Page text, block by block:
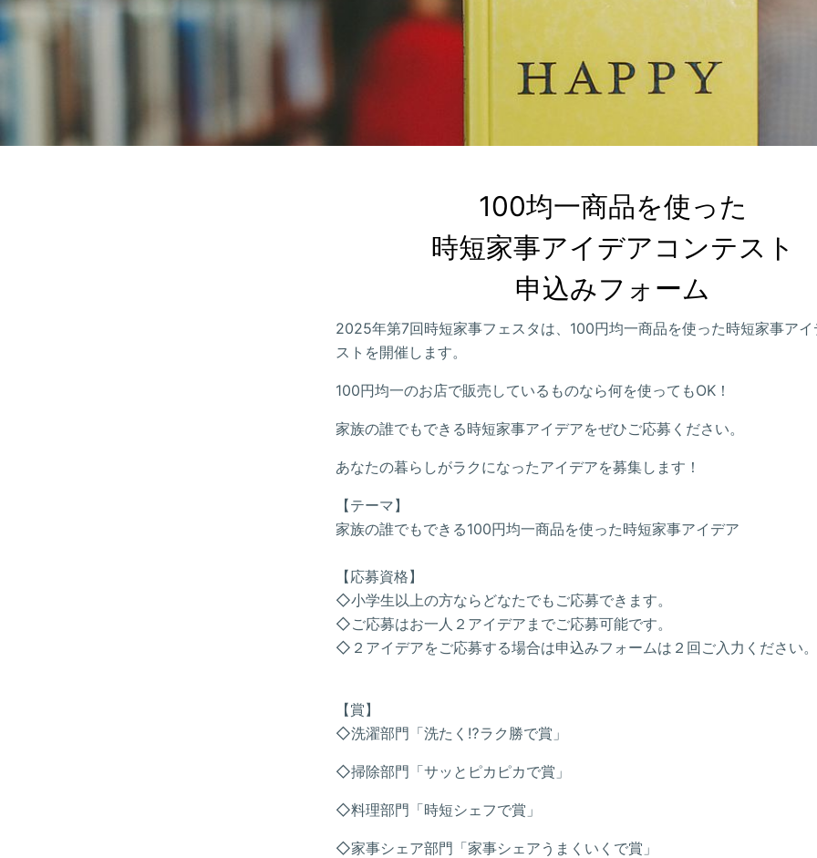
100均一商品を使った
時短家事アイデアコンテスト
申込みフォーム
2025年第7回時短家事フェスタは、100円均一商品を使った時短家事ア
ストを開催します。
100円均一のお店で販売しているものなら何を使ってもOK！
家族の誰でもできる時短家事アイデアをぜひご応募ください。
あなたの暮らしがラクになったアイデアを募集します！
【テーマ】
家族の誰でもできる100円均一商品を使った時短家事アイデア
【応募資格】
◇小学生以上の方ならどなたでもご応募できます。
◇ご応募はお一人２アイデアまでご応募可能です。
◇２アイデアをご応募する場合は申込みフォームは２回ご入力ください。
【賞】
◇洗濯部門「洗たく⁉ラク勝で賞」
◇掃除部門「サッとピカピカで賞」
◇料理部門「時短シェフで賞」
◇家事シェア部門「家事シェアうまくいくで賞」